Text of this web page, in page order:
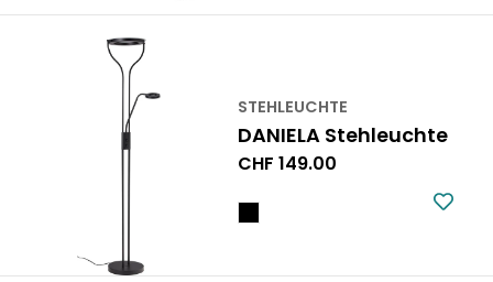
STEHLEUCHTE
DANIELA Stehleuchte
Regulärer
CHF 149.00